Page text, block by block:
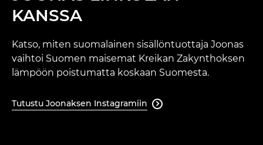
KANSSA
Katso, miten suomalainen sisällöntuottaja Joonas
vaihtoi Suomen maisemat Kreikan Zakynthoksen
lämpöön poistumatta koskaan Suomesta.
Tutustu Joonaksen Instagramiin 